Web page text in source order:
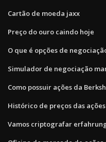
Cartão de moeda jaxx
Preço do ouro caindo hoje
O que é opções de
Simulador de negociação
Como possuir ações da
Histórico de preços das
Vamos criptografar